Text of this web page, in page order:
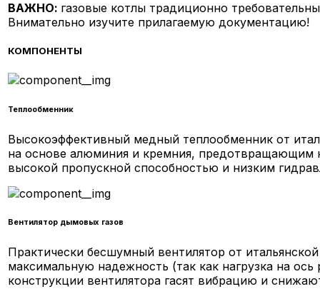
ВАЖНО: газовые котлы традиционно
Внимательно изучите прилагаемую документацию!
КОМПОНЕНТЫ
Теплообменник
Высокоэффективный медный теплообменник от
на основе алюминия и кремния, предотвращающим
высокой пропускной способностью и низким
Вентилятор дымовых газов
Практически бесшумный вентилятор от
максимальную надежность (так как нагрузка на
конструкции вентилятора гасят вибрацию и